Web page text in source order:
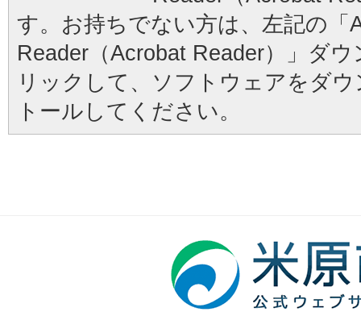
す。お持ちでない方は、左記の「
Reader（Acrobat Reader）」ダ
リックして、ソフトウェアをダ
トールしてください。